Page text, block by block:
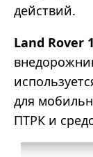
действий.
Land Rover
для
ПТРК и